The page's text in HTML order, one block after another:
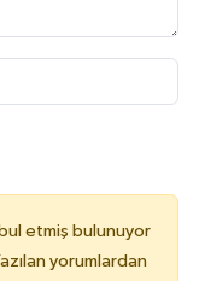
etmiş bulunuyor
yorumlardan